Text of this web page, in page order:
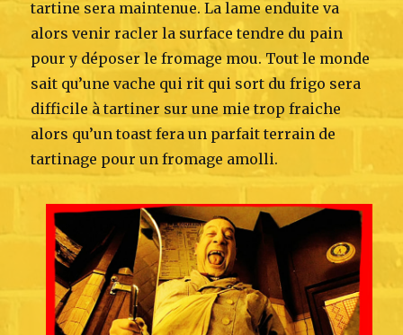
tartine sera maintenue. La lame enduite va
alors venir racler la surface tendre du pain
pour y déposer le fromage mou. Tout le monde
sait qu’une vache qui rit qui sort du frigo sera
difficile à tartiner sur une mie trop fraiche
alors qu’un toast fera un parfait terrain de
tartinage pour un fromage amolli.